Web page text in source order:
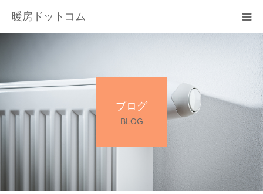
暖房ドットコム
ブログ
BLOG
サービス一覧
その他サービス